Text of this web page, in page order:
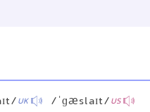
UK /ˈɡæslaɪt/US